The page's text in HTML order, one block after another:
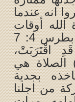
انه عندما
أوقات
امتحان الحق. 1. الصلاة. 1بطرس 4: 7
اقْتَرَبَتْ،
الصلاة هي
بجدية
من اجلنا